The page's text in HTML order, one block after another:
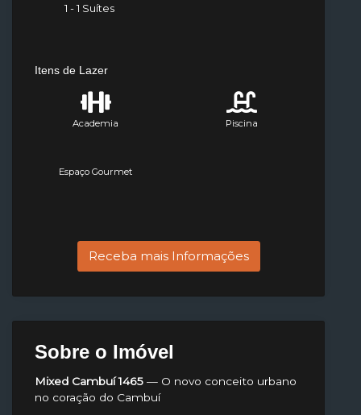
1 - 1 Suítes
Itens de Lazer
Academia Piscina
Espaço Gourmet
Receba mais Informações
Sobre o Imóvel
Mixed Cambuí 1465 — O novo conceito urbano
no coração do Cambuí